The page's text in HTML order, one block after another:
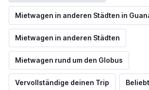
Mietwagen in anderen Städten in
Mietwagen in anderen Städten
Mietwagen rund um den Globus
Vervollständige deinen Trip